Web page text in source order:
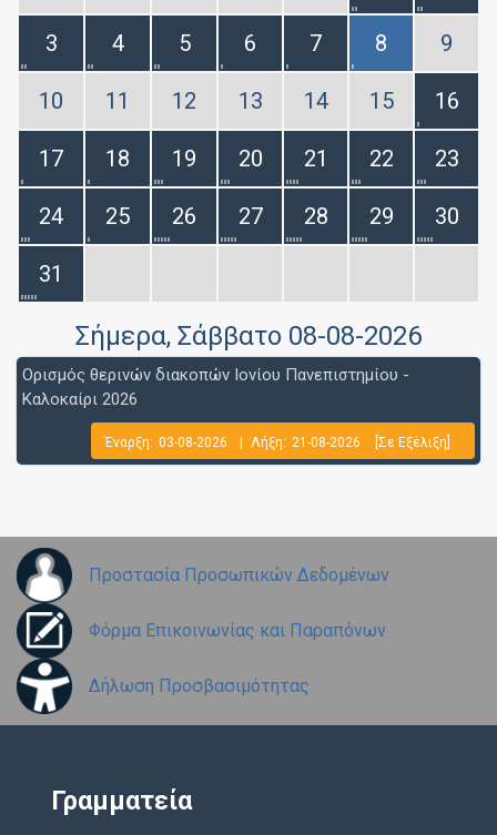
3 4 5 6 7 8 9
10 11 12 13 14 15 16
17 18 19 20 21 22 23
24 25 26 27 28 29 30
31
Σήμερα, Σάββατο 08-08-2026
Ορισμός θερινών διακοπών Ιονίου Πανεπιστημίου -
Καλοκαίρι 2026
Έναρξη: 03-08-2026 Λήξη: 21-08-2026 [Σε Εξέλιξη]
Προστασία Προσωπικών Δεδομένων
Φόρμα Επικοινωνίας και Παραπόνων
Δήλωση Προσβασιμότητας
Γραμματεία